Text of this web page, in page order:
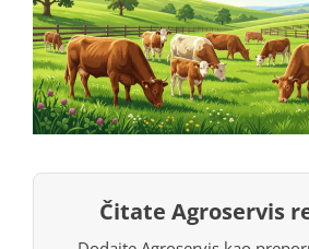
Čitate Agroservis